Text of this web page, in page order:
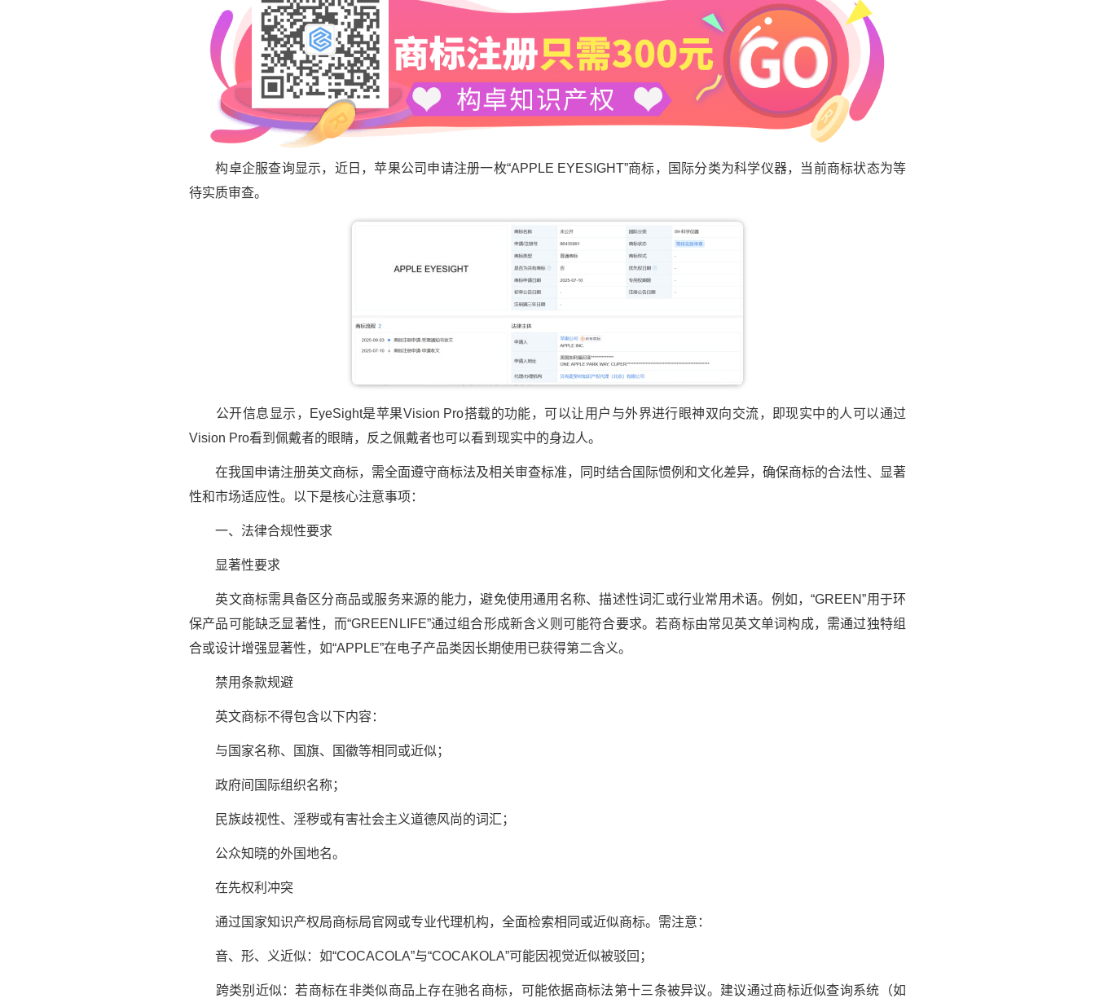
构卓企服查询显示，近日，苹果公司申请注册一枚“APPLE EYESIGHT”商标，国际分类为科学仪器，当前商标状态为等
待实质审查。
公开信息显示，EyeSight是苹果Vision Pro搭载的功能，可以让用户与外界进行眼神双向交流，即现实中的人可以通过
Vision Pro看到佩戴者的眼睛，反之佩戴者也可以看到现实中的身边人。
在我国申请注册英文商标，需全面遵守商标法及相关审查标准，同时结合国际惯例和文化差异，确保商标的合法性、显著
性和市场适应性。以下是核心注意事项：
一、法律合规性要求
显著性要求
英文商标需具备区分商品或服务来源的能力，避免使用通用名称、描述性词汇或行业常用术语。例如，“GREEN”用于环
保产品可能缺乏显著性，而“GREENLIFE”通过组合形成新含义则可能符合要求。若商标由常见英文单词构成，需通过独特组
合或设计增强显著性，如“APPLE”在电子产品类因长期使用已获得第二含义。
禁用条款规避
英文商标不得包含以下内容：
与国家名称、国旗、国徽等相同或近似；
政府间国际组织名称；
民族歧视性、淫秽或有害社会主义道德风尚的词汇；
公众知晓的外国地名。
在先权利冲突
通过国家知识产权局商标局官网或专业代理机构，全面检索相同或近似商标。需注意：
音、形、义近似：如“COCACOLA”与“COCAKOLA”可能因视觉近似被驳回；
跨类别近似：若商标在非类似商品上存在驰名商标，可能依据商标法第十三条被异议。建议通过商标近似查询系统（如